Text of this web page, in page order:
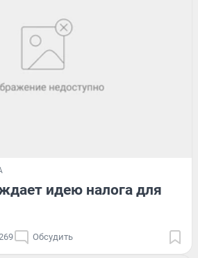
идею налога для
Обсудить